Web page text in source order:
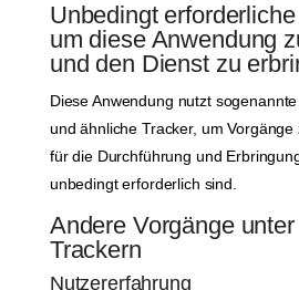
Unbedingt
um diese Anwendung
und den Dienst zu
Diese Anwendung nutzt
und ähnliche Tracker, um
für die Durchführung und
unbedingt erforderlich sind.
Andere Vorgänge
Trackern
Nutzererfahrung